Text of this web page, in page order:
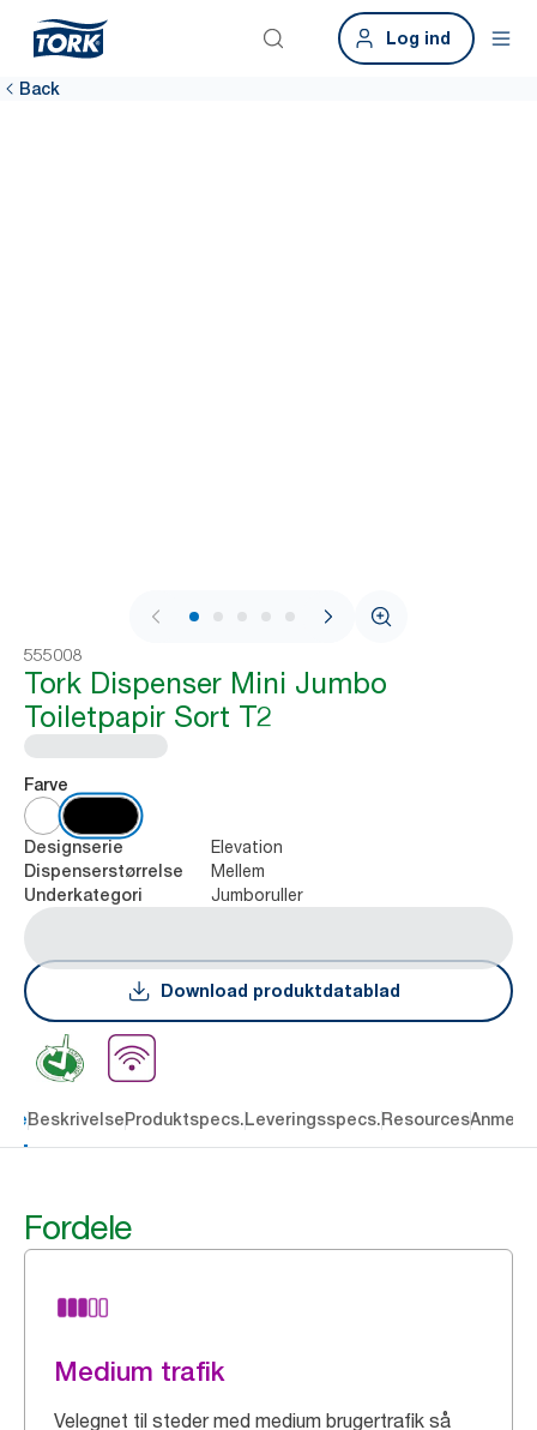
Log ind
Back
1 / 9
555008
Tork Dispenser Mini Jumbo
Toiletpapir Sort T2
Farve
Designserie Elevation
Dispenserstørrelse Mellem
Underkategori Jumboruller
Download produktdatablad
BeskrivelseProduktspecs.Leveringsspecs.Resources
Fordele
Medium trafik
Velegnet til steder med medium brugertrafik så